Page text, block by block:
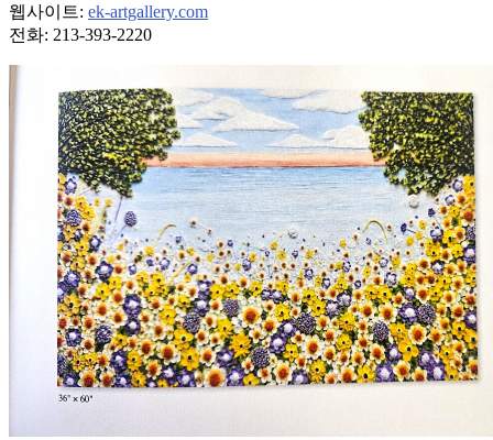
웹사이트: ek-artgallery.com
전화: 213-393-2220